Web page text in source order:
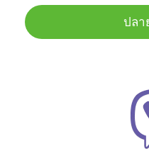
ปลา